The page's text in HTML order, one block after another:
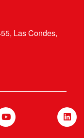
Las Condes,